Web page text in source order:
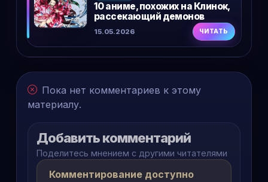
10 аниме, похожих на Клинок,
рассекающий демонов
15.05.2026 ЧИТАТЬ
Пока нет комментариев к этому
материалу.
Добавить комментарий
Поделитесь мнением с другими читателями
Комментирование доступно